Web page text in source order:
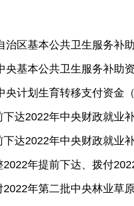
治区基本公共卫生服务补助
基本公共卫生服务补助资
计划生育转移支付资金（
达2022年中央财政就业
达2022年中央财政就业
年提前下达、拨付
年第二批中央林业草